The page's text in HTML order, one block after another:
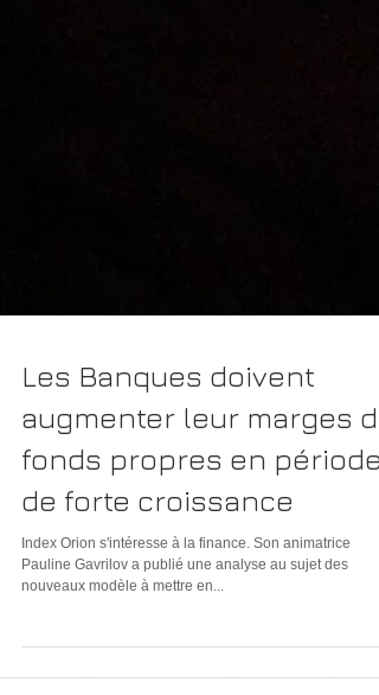
Les Banques doivent
augmenter leur marges de
fonds propres en période
de forte croissance
Index Orion s'intéresse à la finance. Son animatrice